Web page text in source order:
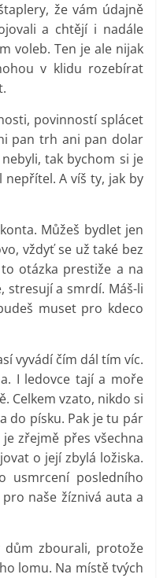
že vám údajně
a chtějí i nadále
voleb. Ten je ale nijak
v klidu rozebírat
povinností splácet
pan trh ani pan dolar
tak bychom si je
A víš ty, jak by
Můžeš bydlet jen
vždyť se už také bez
otázka prestiže a na
stresují a smrdí. Máš-li
muset pro kdeco
vyvádí čím dál tím víc.
I ledovce tají a moře
Celkem vzato, nikdo si
do písku. Pak je tu pár
zřejmě přes všechna
o její zbylá ložiska.
usmrcení posledního
naše žíznivá auta a
zbourali, protože
lomu. Na místě tvých